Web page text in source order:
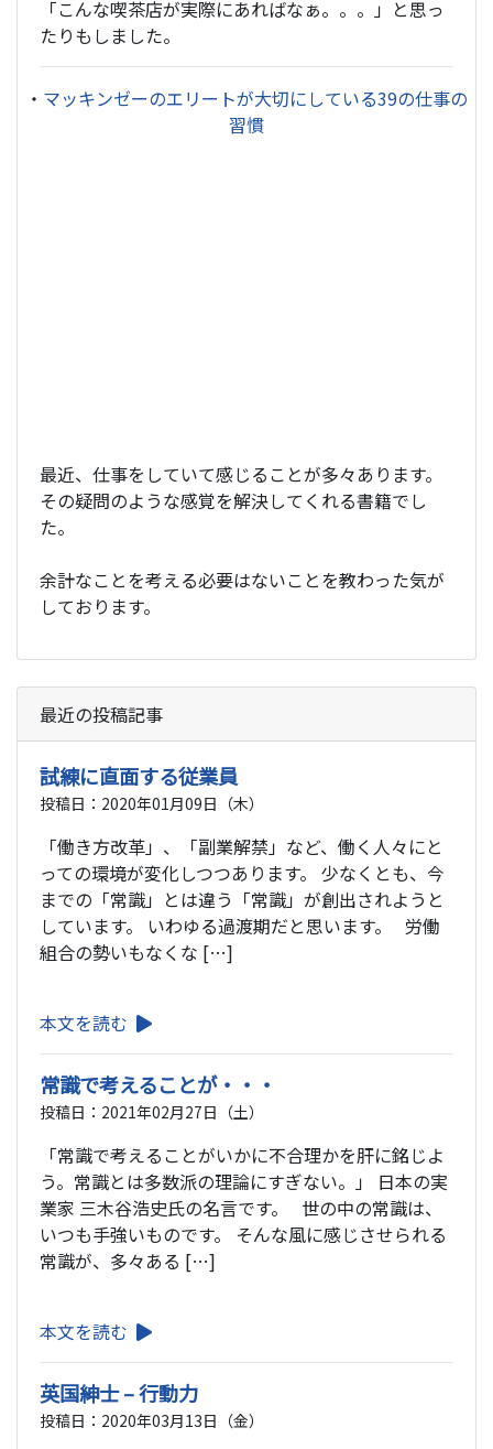
「こんな喫茶店が実際にあればなぁ。。。」と思っ
たりもしました。
・ マッキンゼーのエリートが大切にしている39の仕事の
習慣
最近、仕事をしていて感じることが多々あります。
その疑問のような感覚を解決してくれる書籍でし
た。
余計なことを考える必要はないことを教わった気が
しております。
最近の投稿記事
試練に直面する従業員
投稿日：2020年01月09日（木）
「働き方改革」、「副業解禁」など、働く人々にと
っての環境が変化しつつあります。 少なくとも、今
までの「常識」とは違う「常識」が創出されようと
しています。 いわゆる過渡期だと思います。 労働
組合の勢いもなくな […]
本文を読む
常識で考えることが・・・
投稿日：2021年02月27日（土）
「常識で考えることがいかに不合理かを肝に銘じよ
う。常識とは多数派の理論にすぎない。」 日本の実
業家 三木谷浩史氏の名言です。 世の中の常識は、
いつも手強いものです。 そんな風に感じさせられる
常識が、多々ある […]
本文を読む
英国紳士 – 行動力
投稿日：2020年03月13日（金）